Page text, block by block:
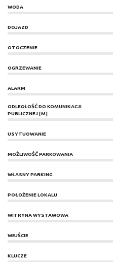
WODA
DOJAZD
OTOCZENIE
OGRZEWANIE
ALARM
ODLEGŁOŚĆ DO KOMUNIKACJI
PUBLICZNEJ [M]
USYTUOWANIE
MOŻLIWOŚĆ PARKOWANIA
WŁASNY PARKING
POŁOŻENIE LOKALU
WITRYNA WYSTAWOWA
WEJŚCIE
KLUCZE